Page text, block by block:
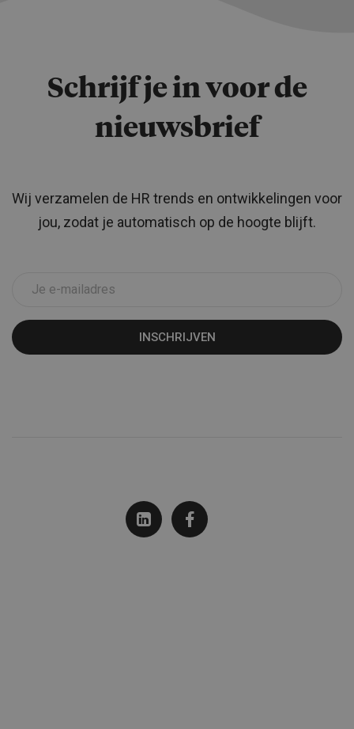
Schrijf je in voor de
nieuwsbrief
Wij verzamelen de HR trends en ontwikkelingen voor
jou, zodat je automatisch op de hoogte blijft.